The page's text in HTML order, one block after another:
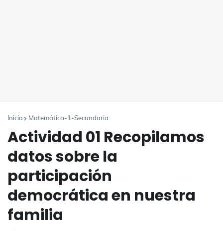
Inicio Matemática-1-Secundaria
Actividad 01 Recopilamos
datos sobre la
participación
democrática en nuestra
familia